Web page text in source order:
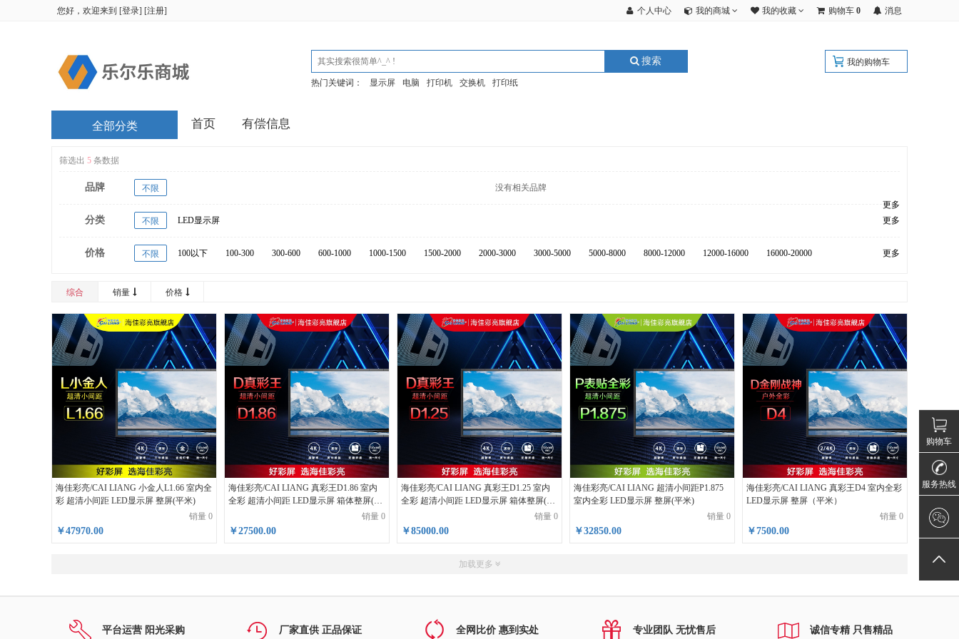
您好，欢迎来到 [登录] [注册] 个人中心 我的商城 我的收藏 购物车 0 消息
搜索
热门关键词： 显示屏 电脑 打印机 交换机 打印纸
我的购物车
首页 有偿信息
全部分类
筛选出 5 条数据
品牌 不限
没有相关品牌
更多
分类 不限 LED显示屏 更多
价格 不限 100以下 100-300 300-600 600-1000 1000-1500 1500-2000 2000-3000 3000-5000 5000-8000 8000-12000 12000-16000 16000-20000 更多
综合 销量 价格
海佳彩亮/CAI LIANG 小金人L1.66 室内全
彩 超清小间距 LED显示屏 整屏(平米)
销量 0
￥47970.00
海佳彩亮/CAI LIANG 真彩王D1.86 室内
全彩 超清小间距 LED显示屏 箱体整屏(平
销量 0
￥27500.00
海佳彩亮/CAI LIANG 真彩王D1.25 室内
全彩 超清小间距 LED显示屏 箱体整屏(平
销量 0
￥85000.00
海佳彩亮/CAI LIANG 超清小间距P1.875
室内全彩 LED显示屏 整屏(平米)
销量 0
￥32850.00
海佳彩亮/CAI LIANG 真彩王D4 室内全彩
LED显示屏 整屏（平米）
销量 0
￥7500.00
加载更多
平台运营 阳光采购 厂家直供 正品保证 全网比价 惠到实处 专业团队 无忧售后 诚信专精 只售精品
购物车
服务热线